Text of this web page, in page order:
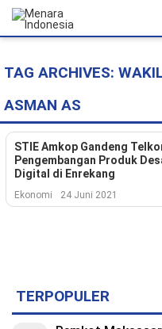
Home
Nasional
Politik
Metro
Ekonomi
Pendidikan
TAG ARCHIVES:
ASMAN AS
STIE Amkop Gandeng
Pengembangan Produk
Digital di Enrekang
Ekonomi 24 Juni 2021
TERPOPULER